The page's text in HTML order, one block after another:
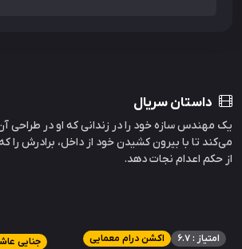
داستان سریال
یک مهندس سازه خود را در زندانی که او در طراحی
می‌کند تا با بیرون کشیدن خود از داخل، برادرش را
از حکم اعدام نجات دهد.
اکشن درام معمایی امتیاز : 6.7
جنایی